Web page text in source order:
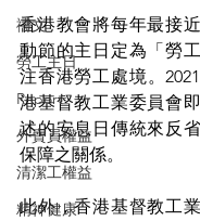
禱文
勞工主日
Report
外賣員權益
清潔工權益
精神健康
香港教會將每年最接
動節的主日定為「勞
注香港勞工處境。
港基督教工業委員會
述的安息日傳統來反
保障之關係。
此外，香港基督教工